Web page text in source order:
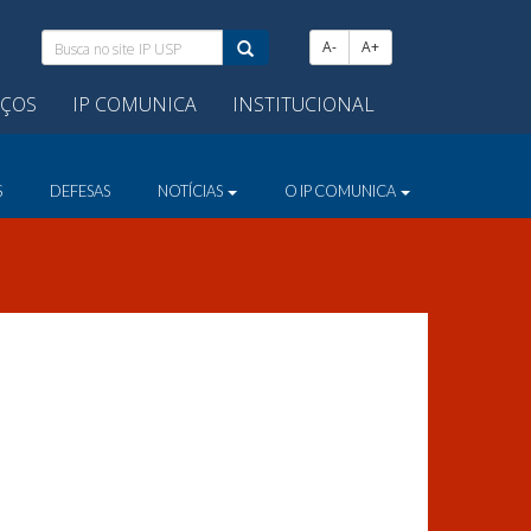
Busca
no
site
IP
A- A+
IP COMUNICA INSTITUCIONAL
DEFESAS NOTÍCIAS O IP COMUNICA